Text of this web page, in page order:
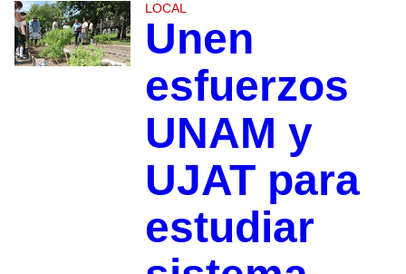
LOCAL
Unen
esfuerzos
UNAM y
UJAT para
estudiar